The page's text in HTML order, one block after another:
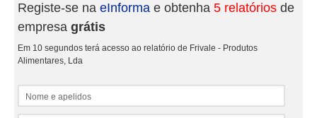
Registe-se na eInforma e obtenha 5 relatórios de
empresa grátis
Em 10 segundos terá acesso ao relatório de Frivale - Produtos
Alimentares, Lda